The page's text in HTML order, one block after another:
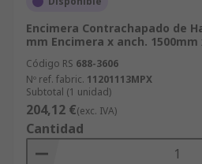
Encimera Contrachapado de
mm Encimera x anch.
Código RS 688-3606
Nº ref. fabric. 11201113MPX
Subtotal (1 unidad)
204,12 €(exc. IVA)
Cantidad